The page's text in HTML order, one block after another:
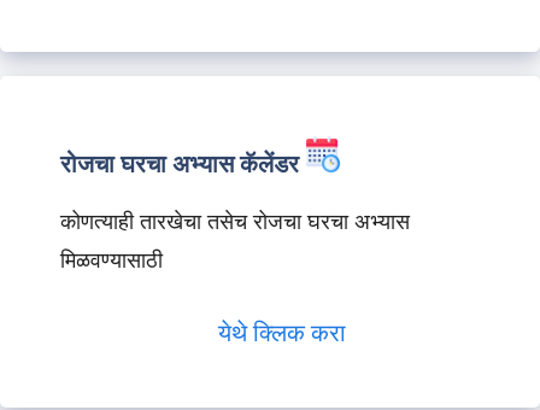
रोजचा घरचा अभ्यास कॅलेंडर
कोणत्याही तारखेचा तसेच रोजचा घरचा अभ्यास
मिळवण्यासाठी
येथे क्लिक करा